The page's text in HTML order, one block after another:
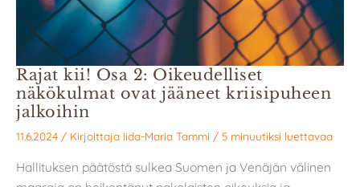
Rajat kii! Osa 2: Oikeudelliset
näkökulmat ovat jääneet kriisipuheen
jalkoihin
11.6.2024 / Kirjoittaja Iida-Maria Tammi / 5 minuutiksi luettavaa
Hallituksen päätöstä sulkea Suomen ja Venäjän välinen